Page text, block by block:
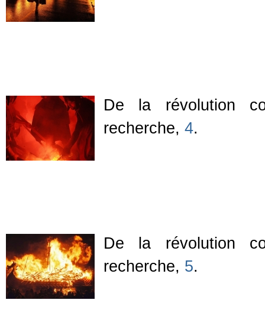
De la révolution
recherche,4.
De la révolution
recherche, 5.